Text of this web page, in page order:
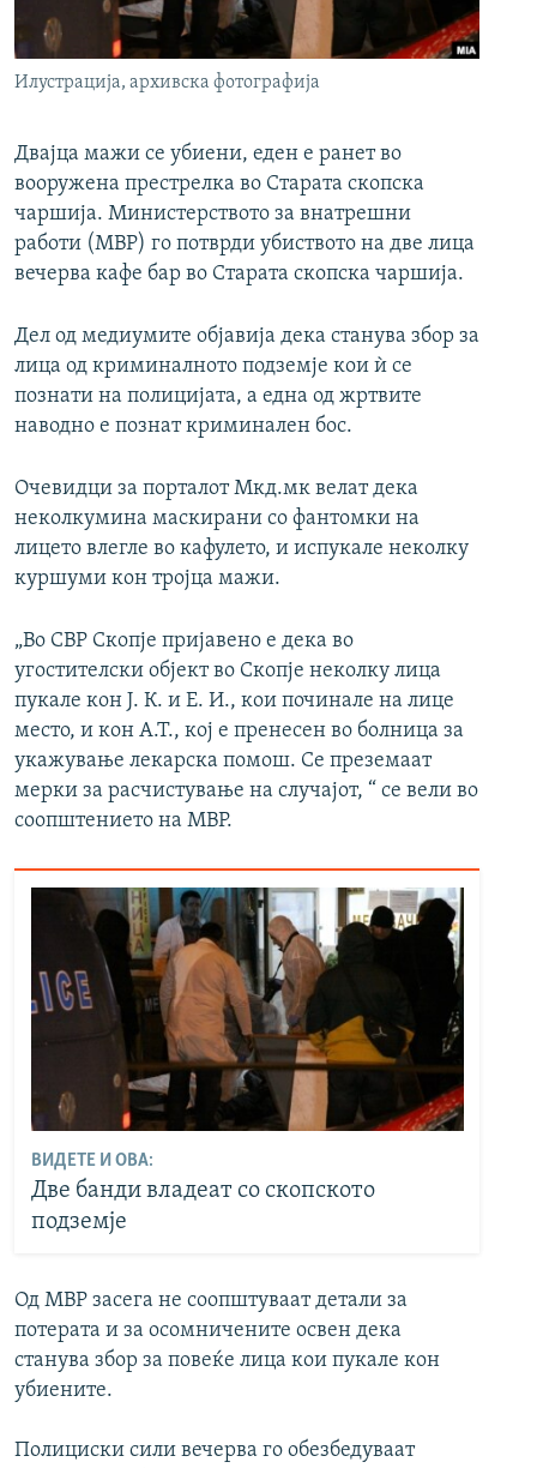
РСЕ веб страници
Илустрација, архивска фотографија
Двајца мажи се убиени, еден е ранет во
вооружена престрелка во Старата скопска
чаршија. Министерството за внатрешни
работи (МВР) го потврди убиството на две лица
вечерва кафе бар во Старата скопска чаршија.
Дел од медиумите објавија дека станува збор за
лица од криминалното подземје кои ѝ се
познати на полицијата, а една од жртвите
наводно е познат криминален бос.
Очевидци за порталот Мкд.мк велат дека
неколкумина маскирани со фантомки на
лицето влегле во кафулето, и испукале неколку
куршуми кон тројца мажи.
„Во СВР Скопје пријавено е дека во
угостителски објект во Скопје неколку лица
пукале кон Ј. К. и Е. И., кои починале на лице
место, и кон А.Т., кој е пренесен во болница за
укажување лекарска помош. Се преземаат
мерки за расчистување на случајот, “ се вели во
соопштението на МВР.
ВИДЕТЕ И ОВА:
Две банди владеат со скопското
подземје
Од МВР засега не соопштуваат детали за
потерата и за осомничените освен дека
станува збор за повеќе лица кои пукале кон
убиените.
Полициски сили вечерва го обезбедуваат